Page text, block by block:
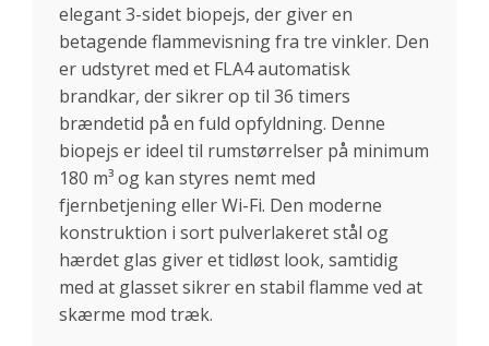
elegant 3-sidet biopejs, der giver en
betagende flammevisning fra tre vinkler. Den
er udstyret med et FLA4 automatisk
brandkar, der sikrer op til 36 timers
brændetid på en fuld opfyldning. Denne
biopejs er ideel til rumstørrelser på minimum
180 m³ og kan styres nemt med
fjernbetjening eller Wi-Fi. Den moderne
konstruktion i sort pulverlakeret stål og
hærdet glas giver et tidløst look, samtidig
med at glasset sikrer en stabil flamme ved at
skærme mod træk.